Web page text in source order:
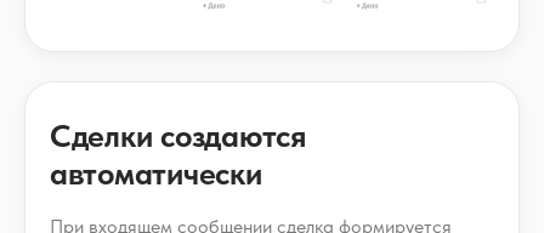
Сделки создаются
автоматически
При входящем сообщении сделка формируется